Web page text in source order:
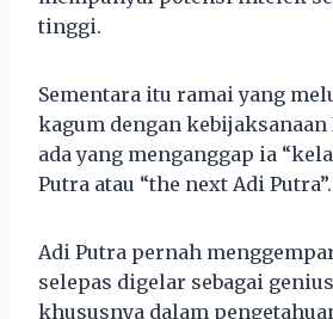
tinggi.
Sementara itu ramai yang
kagum dengan
ada yang menganggap ia
Putra atau “the next Adi Putra”.
Adi Putra pernah
selepas digelar sebagai
khususnya dalam